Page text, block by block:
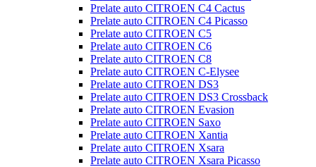
Prelate auto CITROEN C4 Cactus
Prelate auto CITROEN C4 Picasso
Prelate auto CITROEN C5
Prelate auto CITROEN C6
Prelate auto CITROEN C8
Prelate auto CITROEN C-Elysee
Prelate auto CITROEN DS3
Prelate auto CITROEN DS3 Crossback
Prelate auto CITROEN Evasion
Prelate auto CITROEN Saxo
Prelate auto CITROEN Xantia
Prelate auto CITROEN Xsara
Prelate auto CITROEN Xsara Picasso